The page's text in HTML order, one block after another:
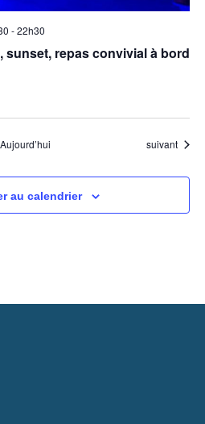
-22h30
sunset, repas convivial à bord
Aujourd’hui Évènements
suivant
au calendrier